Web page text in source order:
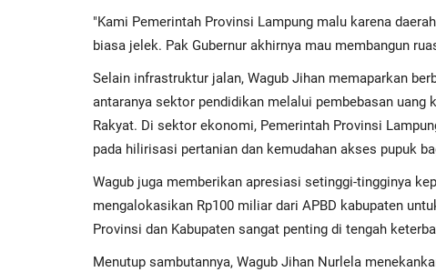
"Kami Pemerintah Provinsi Lampung malu karena
biasa jelek. Pak Gubernur akhirnya mau membangun
​Selain infrastruktur jalan, Wagub Jihan memaparkan
antaranya sektor pendidikan melalui pembebasan
Rakyat. Di sektor ekonomi, Pemerintah Provinsi
pada hilirisasi pertanian dan kemudahan akses pupuk
​Wagub juga memberikan apresiasi setinggi-tingginya
mengalokasikan Rp100 miliar dari APBD kabupaten
Provinsi dan Kabupaten sangat penting di tengah
​Menutup sambutannya, Wagub Jihan Nurlela